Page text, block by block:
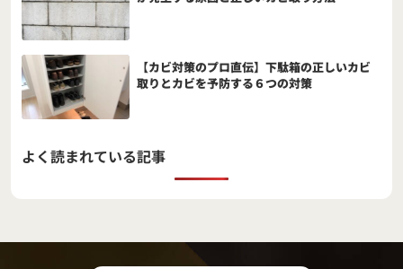
【カビ対策のプロ直伝】下駄箱の正しいカビ
取りとカビを予防する６つの対策
よく読まれている記事